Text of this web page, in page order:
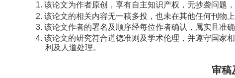
1.该论文为作者原创，享有自主知识产权，无抄袭问题
2.该论文的相关内容无一稿多投，也未在其他任何刊物上
3.该论文作者的署名及顺序经每位作者确认，属实且准
4.该论文的研究符合道德准则及学术伦理，并遵守国家
利及人道处理。
审稿